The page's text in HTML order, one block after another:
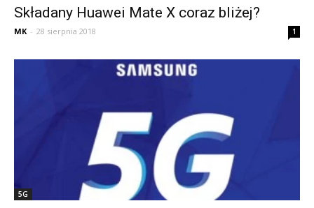
Składany Huawei Mate X coraz bliżej?
MK - 28 sierpnia 2018 1
5G